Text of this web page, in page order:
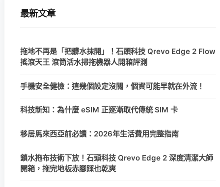
最新文章
拖地不再是「把髒水抹開」！石頭科技 Qrevo Edge 2 Flow
搖滾天王 滾筒活水掃拖機器人開箱評測
手機安全健檢：這幾個設定沒關，個資可能早就在外流！
科技新知：為什麼 eSIM 正逐漸取代傳統 SIM 卡
移居馬來西亞前必讀：2026年生活費用完整指南
鎖水拖布技術下放！石頭科技 Qrevo Edge 2 深度清潔大師
開箱，拖完地板赤腳踩也乾爽